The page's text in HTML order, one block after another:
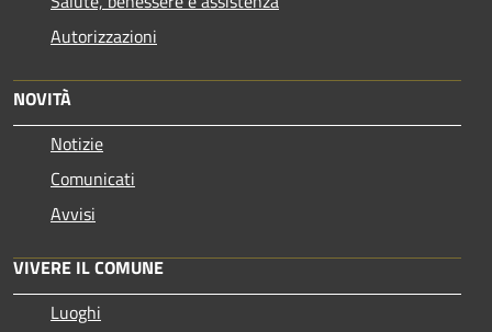
Autorizzazioni
NOVITÀ
Notizie
Comunicati
Avvisi
VIVERE IL COMUNE
Luoghi